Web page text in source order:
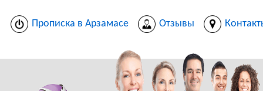
Прописка в Арзамасе Отзывы